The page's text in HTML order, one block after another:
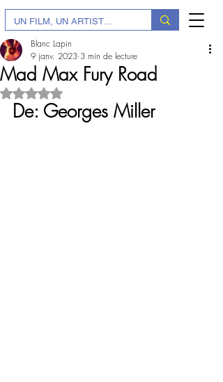
Mad Max Fury Road
Blanc Lapin
9 janv. 2023 3 min de lecture
Noté NaN étoiles sur 5.
De: Georges Miller